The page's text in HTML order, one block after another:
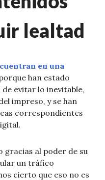
lealtad
en una
han estado
evitar lo inevitable,
impreso, y se han
correspondientes
gracias al poder de su
un tráfico
cierto que eso no es